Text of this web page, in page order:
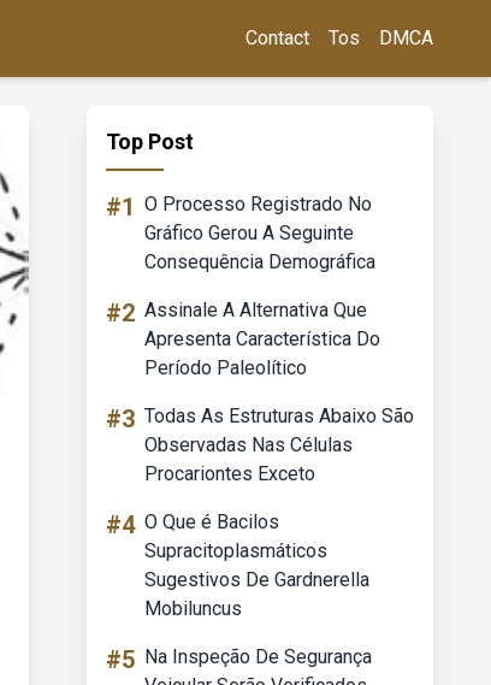
Contact Tos DMCA
Top Post
#1 O Processo Registrado No
Gráfico Gerou A Seguinte
Consequência Demográfica
#2 Assinale A Alternativa Que
Apresenta Característica Do
Período Paleolítico
#3 Todas As Estruturas Abaixo São
Observadas Nas Células
Procariontes Exceto
#4 O Que é Bacilos
Supracitoplasmáticos
Sugestivos De Gardnerella
Mobiluncus
#5 Na Inspeção De Segurança